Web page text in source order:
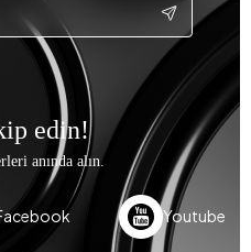
edin!
anında alın.
Youtube